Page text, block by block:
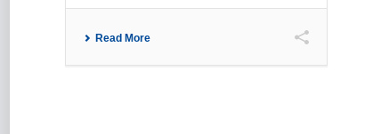
Read More